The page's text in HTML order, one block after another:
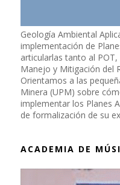
Geología Ambiental
implementación de
articularlas tanto al
Manejo y Mitigación del
Orientamos a las
Minera (UPM) sobre
implementar los Planes
de formalización de su
ACADEMIA DE